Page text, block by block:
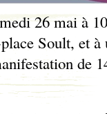
26 mai à
Soult, et à
de